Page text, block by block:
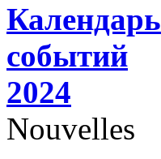
Календарь
событий
2024
Nouvelles